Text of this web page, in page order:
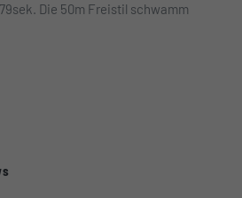
Die 50m Freistil schwamm